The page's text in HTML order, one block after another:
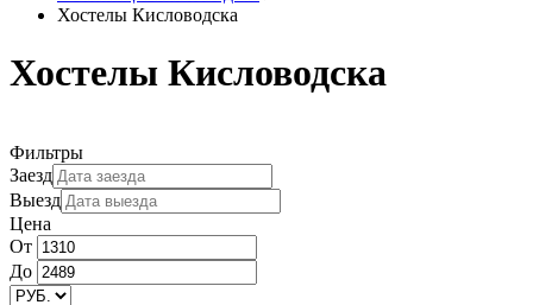
Хостелы Кисловодска
Хостелы Кисловодска
Фильтры
Заезд
Выезд
Цена
От
До